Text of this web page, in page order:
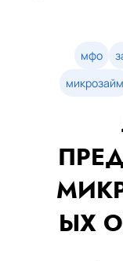
Займы онлайн
Денежные
мфо
микрозайм
ЫХ